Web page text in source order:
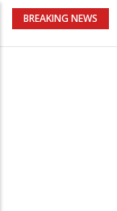
BREAKING NEWS